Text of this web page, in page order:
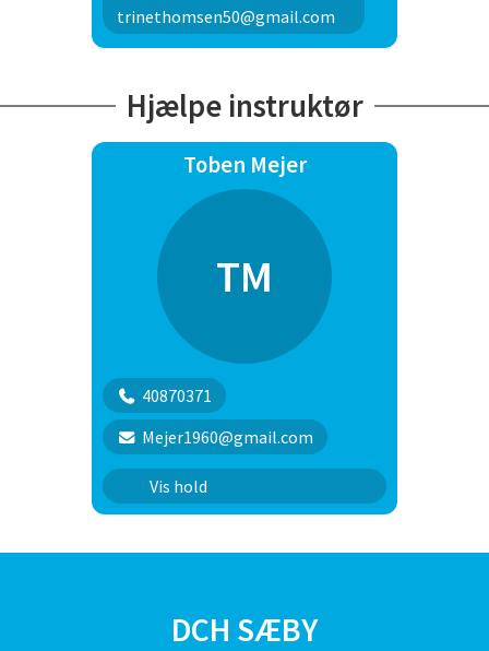
trinethomsen50@gmail.com
Hjælpe instruktør
Toben Mejer
TM
40870371
Mejer1960@gmail.com
Vis hold
B hold
DCH SÆBY